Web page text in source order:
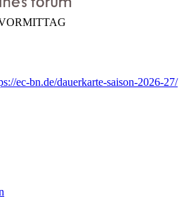
ec-bn.de/dauerkarte-saison-2026-27/